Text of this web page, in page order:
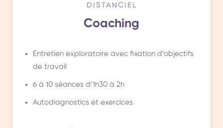
DISTANCIEL
Coaching
Entretien exploratoire avec fixation d’objectifs
de travail
6 à 10 séances d’1h30 à 2h
Autodiagnostics et exercices